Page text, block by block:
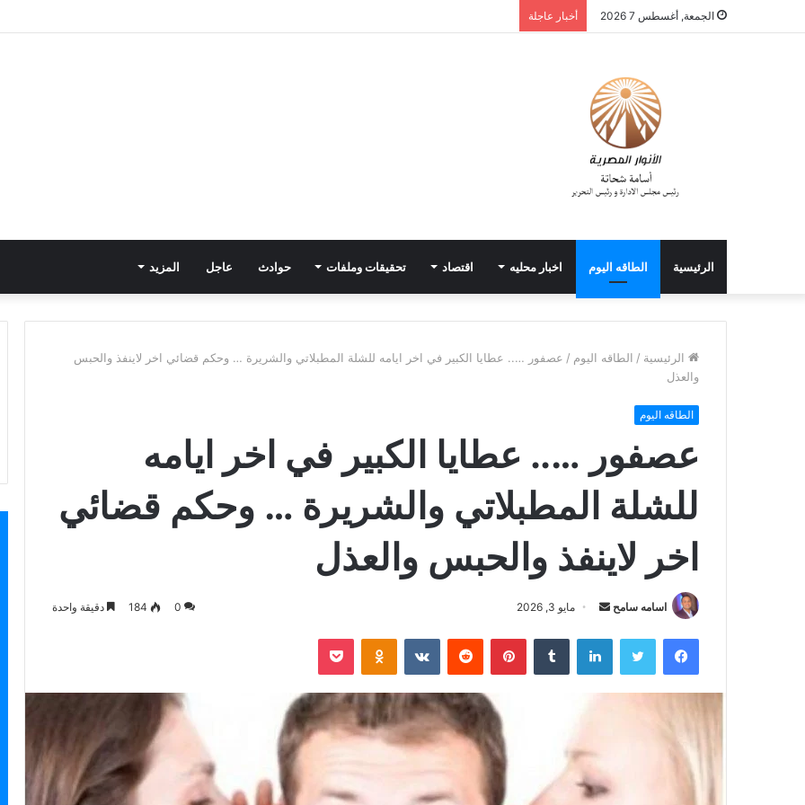
الجمعة, أغسطس 7 2026 أخبار عاجلة
الرئيسية الطاقه اليوم اخبار محليه اقتصاد تحقيقات وملفات حوادث عاجل المزيد
الرئيسية / الطاقه اليوم / عصفور ….. عطايا الكبير في اخر ايامه للشلة المطبلاتي والشريرة … وحكم قضائي اخر لاينفذ والحبس
والعذل
الطاقه اليوم
عصفور ….. عطايا الكبير في اخر ايامه
للشلة المطبلاتي والشريرة … وحكم قضائي
اخر لاينفذ والحبس والعذل
اسامه سامح
أرسل
إلكترونيا
مايو 3, 2026 0
184 دقيقة واحدة
فيسبوك تويتر لينكدإن بينتيريست Odnoklassniki
بوكيت